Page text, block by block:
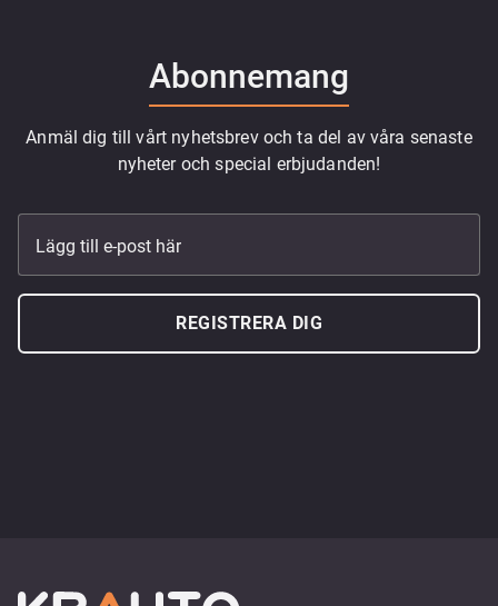
Abonnemang
Anmäl dig till vårt nyhetsbrev och ta del av våra senaste
nyheter och special erbjudanden!
Lägg till e-post här
REGISTRERA DIG